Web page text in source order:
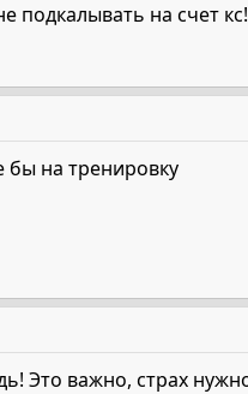
подкалывать на счет кс!
бы на тренировку
Это важно, страх